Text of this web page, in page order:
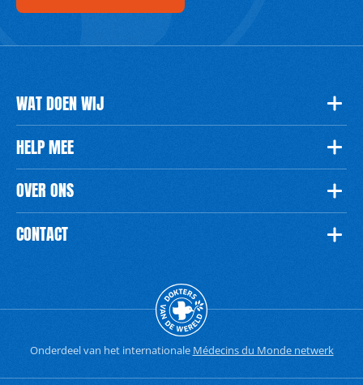
WAT DOEN WIJ
HELP MEE
OVER ONS
CONTACT
Onderdeel van het internationale Médecins du Monde netwerk